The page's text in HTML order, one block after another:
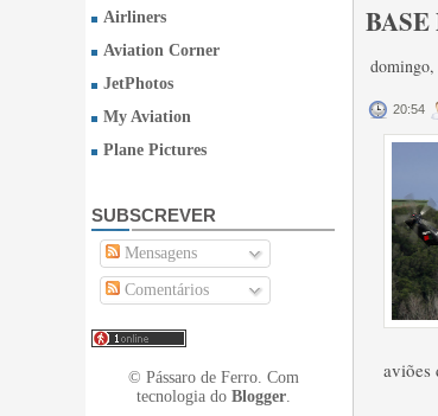
Airliners
Aviation Corner
JetPhotos
My Aviation
Plane Pictures
SUBSCREVER
Mensagens
Comentários
© Pássaro de Ferro. Com
tecnologia do Blogger.
domingo,
20:54
aviões